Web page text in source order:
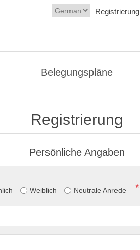
Registrierung
Belegungspläne
Registrierung
Persönliche Angaben
Weiblich Neutrale Anrede *